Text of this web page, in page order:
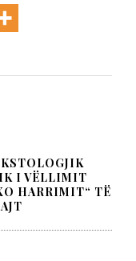
I VËLLIMIT
HARRIMIT“ TË